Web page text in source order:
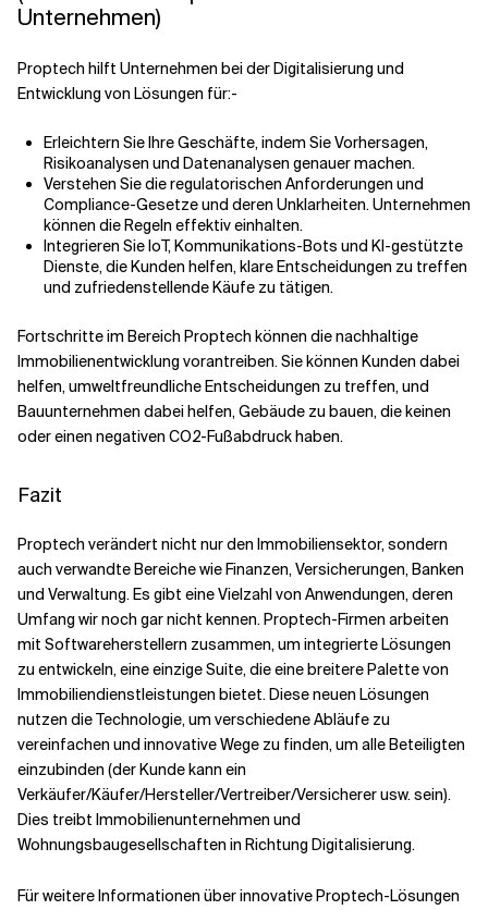
Unternehmen)
Proptech hilft Unternehmen bei der Digitalisierung und
Entwicklung von Lösungen für:-
Erleichtern Sie Ihre Geschäfte, indem Sie Vorhersagen,
Risikoanalysen und Datenanalysen genauer machen.
Verstehen Sie die regulatorischen Anforderungen und
Compliance-Gesetze und deren Unklarheiten. Unternehmen
können die Regeln effektiv einhalten.
Integrieren Sie IoT, Kommunikations-Bots und KI-gestützte
Dienste, die Kunden helfen, klare Entscheidungen zu treffen
und zufriedenstellende Käufe zu tätigen.
Fortschritte im Bereich Proptech können die nachhaltige
Immobilienentwicklung vorantreiben. Sie können Kunden dabei
helfen, umweltfreundliche Entscheidungen zu treffen, und
Bauunternehmen dabei helfen, Gebäude zu bauen, die keinen
oder einen negativen CO2-Fußabdruck haben.
Fazit
Proptech verändert nicht nur den Immobiliensektor, sondern
auch verwandte Bereiche wie Finanzen, Versicherungen, Banken
und Verwaltung. Es gibt eine Vielzahl von Anwendungen, deren
Umfang wir noch gar nicht kennen. Proptech-Firmen arbeiten
mit Softwareherstellern zusammen, um integrierte Lösungen
zu entwickeln, eine einzige Suite, die eine breitere Palette von
Immobiliendienstleistungen bietet. Diese neuen Lösungen
nutzen die Technologie, um verschiedene Abläufe zu
vereinfachen und innovative Wege zu finden, um alle Beteiligten
einzubinden (der Kunde kann ein
Verkäufer/Käufer/Hersteller/Vertreiber/Versicherer usw. sein).
Dies treibt Immobilienunternehmen und
Wohnungsbaugesellschaften in Richtung Digitalisierung.
Für weitere Informationen über innovative Proptech-Lösungen